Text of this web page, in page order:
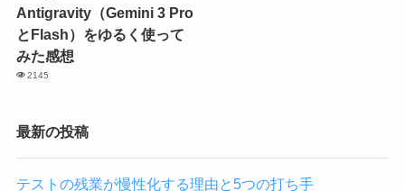
Antigravity（Gemini 3 Pro
とFlash）をゆるく使って
みた感想
2145
最新の投稿
テストの残業が慢性化する理由と5つの打ち手